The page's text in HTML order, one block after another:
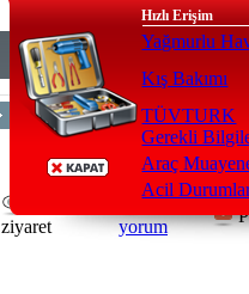
Hızlı Erişim
Yağmurlu
Kış Bakımı
TÜVTURK
Gerekli
Araç
Acil
Anasayfa>Elektrik / Akü / Elektronik
ziyaret
1
yorum